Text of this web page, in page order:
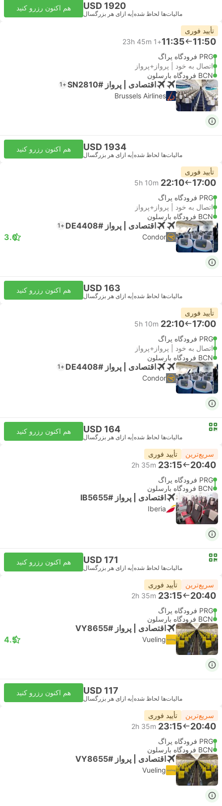
USD 1920
مالیات‌ها لحاظ شده به ازای هر بزرگسال
هم اکنون رزرو کنید
تأیید فوری
11:50
11:35
+1
23h 45m
PRG فرودگاه پراگ
اتصال به خود | پرواز+پرواز
BCN فرودگاه بارسلون
اقتصادی | پرواز #SN2810 +1
Brussels Airlines
USD 1934
مالیات‌ها لحاظ شده به ازای هر بزرگسال
هم اکنون رزرو کنید
تأیید فوری
17:00
22:10
5h 10m
PRG فرودگاه پراگ
اتصال به خود | پرواز+پرواز
BCN فرودگاه بارسلون
اقتصادی | پرواز #DE4408 +1
Condor
3.0
USD 163
مالیات‌ها لحاظ شده به ازای هر بزرگسال
هم اکنون رزرو کنید
تأیید فوری
17:00
22:10
5h 10m
PRG فرودگاه پراگ
اتصال به خود | پرواز+پرواز
BCN فرودگاه بارسلون
اقتصادی | پرواز #DE4408 +1
Condor
USD 164
مالیات‌ها لحاظ شده به ازای هر بزرگسال
هم اکنون رزرو کنید
سریع‌ترین تأیید فوری
20:40
23:15
2h 35m
PRG فرودگاه پراگ
BCN فرودگاه بارسلون
اقتصادی | پرواز #IB5655
Iberia
USD 171
مالیات‌ها لحاظ شده به ازای هر بزرگسال
هم اکنون رزرو کنید
سریع‌ترین تأیید فوری
20:40
23:15
2h 35m
PRG فرودگاه پراگ
BCN فرودگاه بارسلون
اقتصادی | پرواز #VY8655
Vueling
4.5
USD 117
مالیات‌ها لحاظ شده به ازای هر بزرگسال
هم اکنون رزرو کنید
سریع‌ترین تأیید فوری
20:40
23:15
2h 35m
PRG فرودگاه پراگ
BCN فرودگاه بارسلون
اقتصادی | پرواز #VY8655
Vueling